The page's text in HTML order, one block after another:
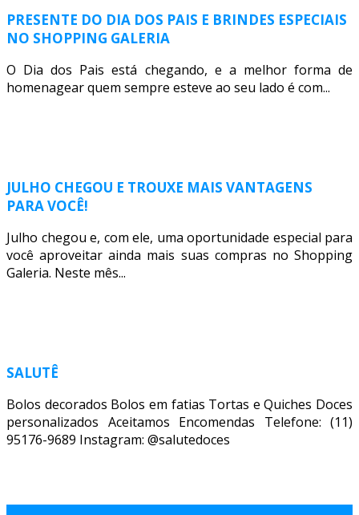
PRESENTE DO DIA DOS PAIS E BRINDES ESPECIAIS
NO SHOPPING GALERIA
O Dia dos Pais está chegando, e a melhor forma de
homenagear quem sempre esteve ao seu lado é com...
JULHO CHEGOU E TROUXE MAIS VANTAGENS
PARA VOCÊ!
Julho chegou e, com ele, uma oportunidade especial para
você aproveitar ainda mais suas compras no Shopping
Galeria. Neste mês...
SALUTÊ
Bolos decorados Bolos em fatias Tortas e Quiches Doces
personalizados Aceitamos Encomendas Telefone: (11)
95176-9689 Instagram: @salutedoces